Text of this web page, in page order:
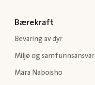
Bærekraft
Bevaring av dyr
Miljø og samfunnsansvar
Mara Naboisho